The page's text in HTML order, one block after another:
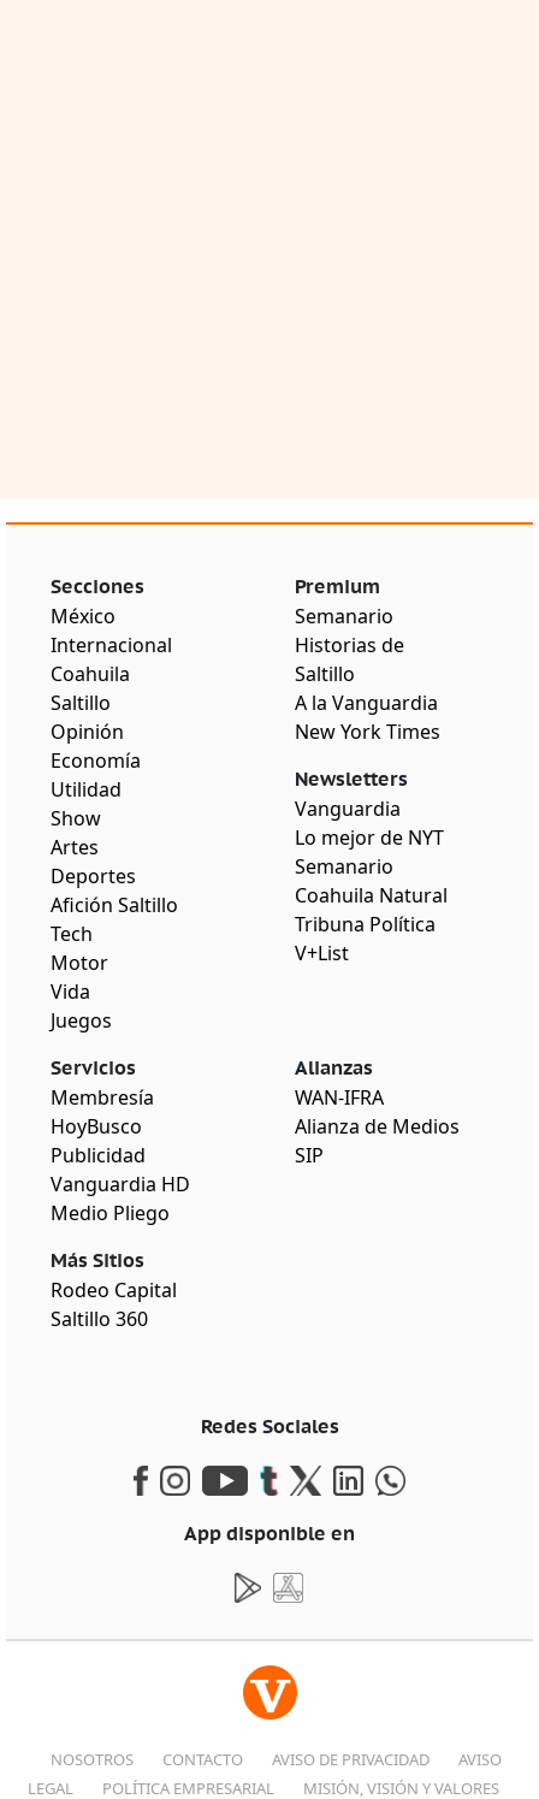
Secciones
México
Internacional
Coahuila
Saltillo
Opinión
Economía
Utilidad
Show
Artes
Deportes
Afición Saltillo
Tech
Motor
Vida
Juegos
Premium
Semanario
Historias de
Saltillo
A la Vanguardia
New York Times
Newsletters
Vanguardia
Lo mejor de NYT
Semanario
Coahuila Natural
Tribuna Política
V+List
Servicios
Membresía
HoyBusco
Publicidad
Vanguardia HD
Medio Pliego
Más Sitios
Rodeo Capital
Saltillo 360
Alianzas
WAN-IFRA
Alianza de Medios
SIP
Redes Sociales
App disponible en
NOSOTROS CONTACTO AVISO DE PRIVACIDAD
AVISO
LEGAL
POLÍTICA EMPRESARIAL MISIÓN, VISIÓN Y VALORES